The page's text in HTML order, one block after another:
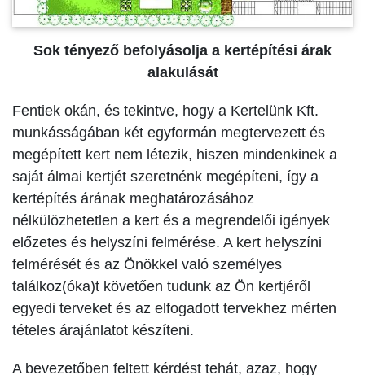
Sok tényező befolyásolja a kertépítési árak
alakulását
Fentiek okán, és tekintve, hogy a Kertelünk Kft.
munkásságában két egyformán megtervezett és
megépített kert nem létezik, hiszen mindenkinek a
saját álmai kertjét szeretnénk megépíteni, így a
kertépítés árának meghatározásához
nélkülözhetetlen a kert és a megrendelői igények
előzetes és helyszíni felmérése. A kert helyszíni
felmérését és az Önökkel való személyes
találkoz(óka)t követően tudunk az Ön kertjéről
egyedi terveket és az elfogadott tervekhez mérten
tételes árajánlatot készíteni.
A bevezetőben feltett kérdést tehát, azaz, hogy